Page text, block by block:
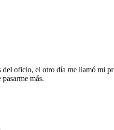
oficio, el otro día me llamó mi
más.